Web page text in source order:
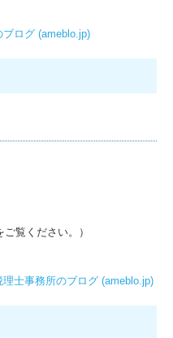
ログ (ameblo.jp)
覧ください。）
士事務所のブログ (ameblo.jp)